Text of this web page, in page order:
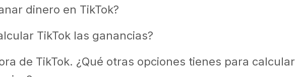
dinero en TikTok?
TikTok las ganancias?
de TikTok. ¿Qué otras opciones tienes para calcular